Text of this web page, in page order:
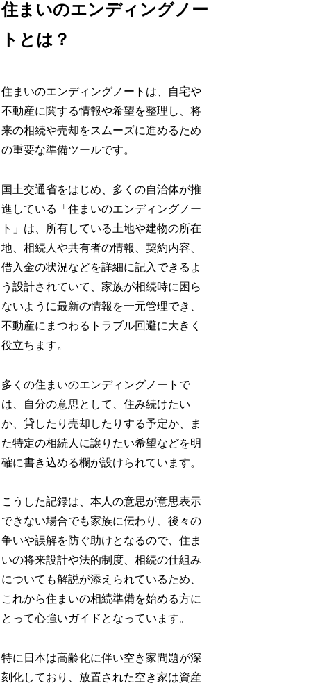
住まいのエンディングノー
トとは？
住まいのエンディングノートは、自宅や
不動産に関する情報や希望を整理し、将
来の相続や売却をスムーズに進めるため
の重要な準備ツールです。
国土交通省をはじめ、多くの自治体が推
進している「住まいのエンディングノー
ト」は、所有している土地や建物の所在
地、相続人や共有者の情報、契約内容、
借入金の状況などを詳細に記入できるよ
う設計されていて、家族が相続時に困ら
ないように最新の情報を一元管理でき、
不動産にまつわるトラブル回避に大きく
役立ちます。​
多くの住まいのエンディングノートで
は、自分の意思として、住み続けたい
か、貸したり売却したりする予定か、ま
た特定の相続人に譲りたい希望などを明
確に書き込める欄が設けられています。
こうした記録は、本人の意思が意思表示
できない場合でも家族に伝わり、後々の
争いや誤解を防ぐ助けとなるので、住ま
いの将来設計や法的制度、相続の仕組み
についても解説が添えられているため、
これから住まいの相続準備を始める方に
とって心強いガイドとなっています。​
特に日本は高齢化に伴い空き家問題が深
刻化しており、放置された空き家は資産